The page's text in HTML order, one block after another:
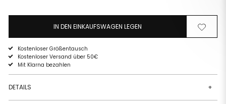
IN DEN EINKAUFSWAGEN LEGEN
Zur
Von
der
Kostenloser Größentausch
Kostenloser Versand über 50€
Mit Klarna bezahlen
DETAILS +